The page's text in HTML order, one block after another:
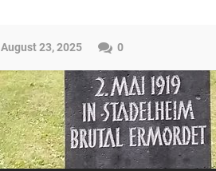
August 23, 2025 0